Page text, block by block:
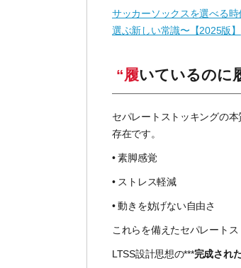
サッカーソックスを選べる
選ぶ新しい常識〜【2025版】
“履いているの
セパレートストッキングの
存在です。
• 素脚感覚
• ストレス軽減
• 動きを妨げない自由さ
これらを備えたセパレートス
LTSS設計思想の***完成され